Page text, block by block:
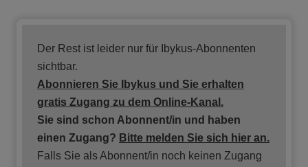
Der Rest ist leider nur für Ibykus-Abonnenten
sichtbar.
Abonnieren Sie Ibykus und Sie erhalten
gratis Zugang zu dem Online-Kanal.
Sie sind schon Abonnent/in und haben
einen Zugang? Bitte melden Sie sich hier an.
Falls Sie als Abonnent/in noch keinen Zugang